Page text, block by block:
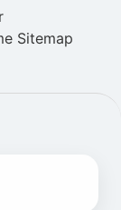
Sitemap